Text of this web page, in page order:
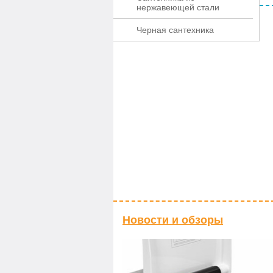
нержавеющей стали
Черная сантехника
Новости и обзоры